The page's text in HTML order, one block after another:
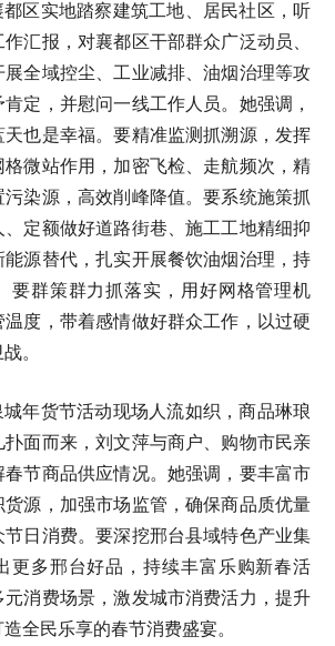
区实地踏察建筑工地、居民社区，听
汇报，对襄都区干部群众广泛动员、
全域控尘、工业减排、油烟治理等攻
定，并慰问一线工作人员。她强调，
也是幸福。要精准监测抓溯源，发挥
格微站作用，加密飞检、走航频次，精
染源，高效削峰降值。要系统施策抓
定额做好道路街巷、施工工地精细抑
源替代，扎实开展餐饮油烟治理，持
要群策群力抓落实，用好网格管理机
度，带着感情做好群众工作，以过硬
。
年货节活动现场人流如织，商品琳琅
面而来，刘文萍与商户、购物市民亲
节商品供应情况。她强调，要丰富市
源，加强市场监管，确保商品质优量
节日消费。要深挖邢台县域特色产业集
更多邢台好品，持续丰富乐购新春活
消费场景，激发城市消费活力，提升
全民乐享的春节消费盛宴。